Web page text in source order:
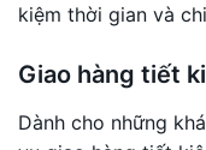
kiệm thời gian và
Giao hàng tiết
Dành cho những